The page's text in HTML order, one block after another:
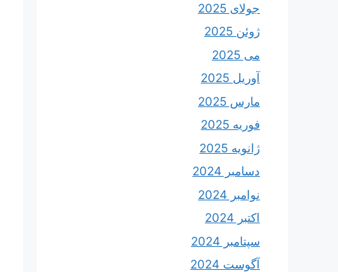
جولای 2025
ژوئن 2025
می 2025
آوریل 2025
مارس 2025
فوریه 2025
ژانویه 2025
دسامبر 2024
نوامبر 2024
اکتبر 2024
سپتامبر 2024
آگوست 2024